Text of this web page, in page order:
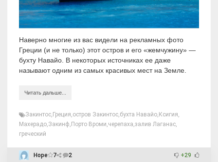
Наверно многие из вас видели на рекламных фото
Греции (и не только) этот остров и его «жемчужину» —
бухту Навайо. В некоторых источниках ее даже
называют одним из самых красивых мест на Земле.
Читать дальше...
Закинтос Греция остров Закинтос бухта Навайо Ксигия
Махерадо Закинф Порто Вроми черепаха залив Лаганас
греческий
Hope 7 2 +29